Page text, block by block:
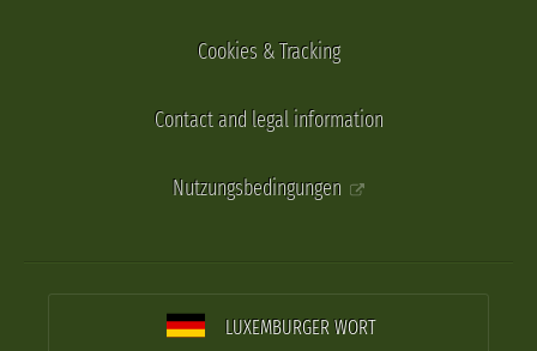
Cookies & Tracking
Contact and legal information
Nutzungsbedingungen
LUXEMBURGER WORT